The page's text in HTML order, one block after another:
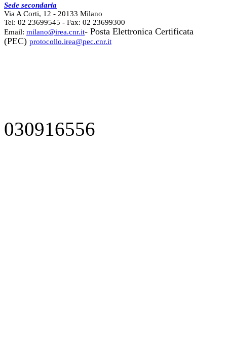
Sede secondaria
Via A Corti, 12 - 20133 Milano
Tel: 02 23699545 - Fax: 02 23699300
Email: milano@irea.cnr.it- Posta Elettronica Certificata
(PEC) protocollo.irea@pec.cnr.it
030916556